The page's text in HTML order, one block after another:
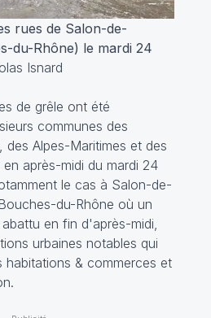
rues de Salon-de-
du-Rhône) le mardi 24
Isnard
de grêle ont été
communes des
des Alpes-Maritimes et des
après-midi du mardi 24
le cas à Salon-de-
du-Rhône où un
en fin d'après-midi,
urbaines notables qui
habitations & commerces et